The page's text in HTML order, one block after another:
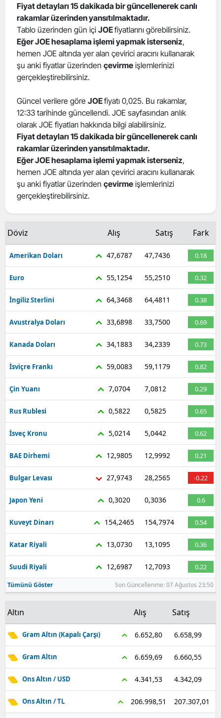
Çorum
Denizli
Diyarbakır
Edirne
Erzincan
Erzurum
Gaziantep
Giresun
Hakkari
Isparta
Mersin
İstanbul
Kars
Kastamonu
Kayseri
Kırklareli
Kırşehir
Kocaeli
Kütahya
Malatya
Manisa
Kahramanmaraş
Mardin
Muğla
Nevşehir
Niğde
Rize
Sakarya
Fiyat detayları 15 dakikada bir güncellenerek canlı
rakamlar üzerinden yansıtılmaktadır.
Tablo üzerinden gün içi JOEfiyatlarını görebilirsiniz.
Eğer JOE hesaplama işlemi yapmak isterseniz,
hemen JOE altında yer alan çevirici aracını kullanarak
şu anki fiyatlar üzerinden çevirme işlemlerinizi
gerçekleştirebilirsiniz.
Güncel verilere göre JOEfiyatı 0,025. Bu rakamlar,
12:33 tarihinde güncellendi. JOE sayfasından anlık
olarak JOE fiyatları hakkında bilgi alabilirsiniz.
Fiyat detayları 15 dakikada bir güncellenerek canlı
rakamlar üzerinden yansıtılmaktadır.
Eğer JOE hesaplama işlemi yapmak isterseniz,
hemen JOE altında yer alan çevirici aracını kullanarak
şu anki fiyatlar üzerinden çevirme işlemlerinizi
gerçekleştirebilirsiniz.
Döviz Alış Satış Fark
Amerikan Doları 47,6787 47,7436 0.18
Euro 55,1254 55,2510 0.32
İngiliz Sterlini 64,3468 64,4811 0.38
Avustralya Doları 33,6898 33,7500 0.69
Kanada Doları 34,1883 34,2339 0.73
İsviçre Frankı 59,0083 59,1179 0.82
Çin Yuanı 7,0704 7,0812 0.29
Rus Rublesi 0,5822 0,5825 0.65
İsveç Kronu 5,0214 5,0442 0.62
BAE Dirhemi 12,9805 12,9992 0.21
Bulgar Levası 27,9743 28,2565 -0.22
Japon Yeni 0,3020 0,3036 0.6
Kuveyt Dinarı 154,2465 154,7974 0.54
Katar Riyali 13,0730 13,1095 0.36
Suudi Riyali 12,6987 12,7093 0.22
Tümünü Göster Son Güncellenme: 07 Ağustos 23:50
Altın Alış Satış
Gram Altın (Kapalı Çarşı) 6.652,80 6.658,99
Gram Altın 6.659,69 6.660,55
Ons Altın / USD 4.341,53 4.342,09
Ons Altın / TL 206.998,51 207.307,01